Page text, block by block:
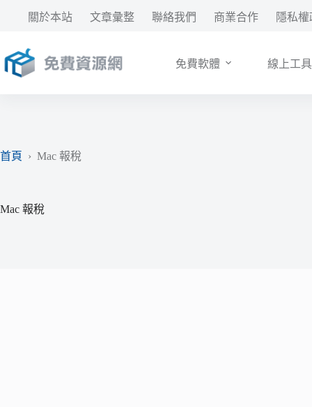
要
內
關於本站 文章彙整 聯絡我們 商業合作 隱私
免費軟體 線上工具
首頁 › Mac 報稅
Mac 報稅